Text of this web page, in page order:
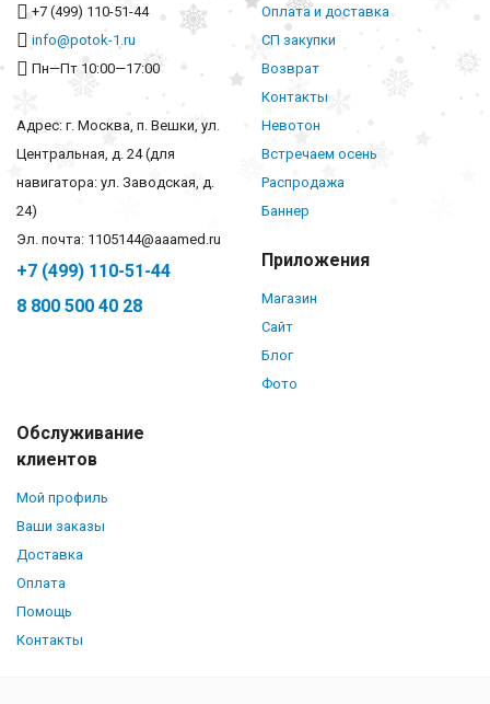
+7 (499) 110-51-44
info@potok-1.ru
Пн—Пт 10:00—17:00
Адрес: г. Москва, п. Вешки, ул.
Центральная, д. 24 (для
навигатора: ул. Заводская, д.
24)
Эл. почта: 1105144@aaamed.ru
+7 (499) 110-51-44
8 800 500 40 28
Оплата и доставка
СП закупки
Возврат
Контакты
Невотон
Встречаем осень
Распродажа
Баннер
Приложения
Магазин
Сайт
Блог
Фото
Обслуживание
клиентов
Мой профиль
Ваши заказы
Доставка
Оплата
Помощь
Контакты